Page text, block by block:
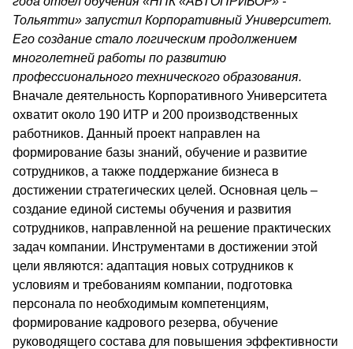
Тольятти» запустил Корпоративный Университет.
Его создание стало логическим продолжением
многолетней работы по развитию
профессионального технического образования.
Вначале деятельность Корпоративного Университета
охватит около 190 ИТР и 200 производственных
работников. Данный проект направлен на
формирование базы знаний, обучение и развитие
сотрудников, а также поддержание бизнеса в
достижении стратегических целей. Основная цель –
создание единой системы обучения и развития
сотрудников, направленной на решение практических
задач компании. Инструментами в достижении этой
цели являются: адаптация новых сотрудников к
условиям и требованиям компании, подготовка
персонала по необходимым компетенциям,
формирование кадрового резерва, обучение
руководящего состава для повышения эффективности